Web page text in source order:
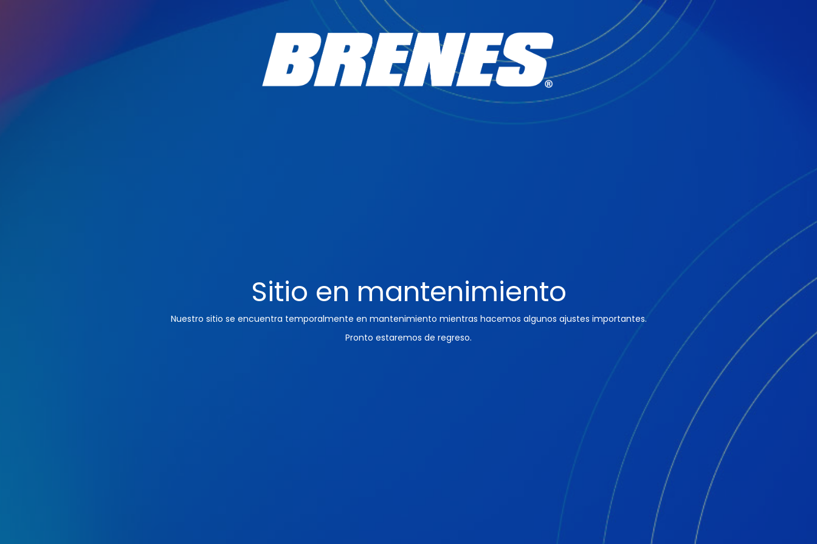
Sitio en mantenimiento
Nuestro sitio se encuentra temporalmente en mantenimiento mientras hacemos algunos ajustes importantes.
Pronto estaremos de regreso.